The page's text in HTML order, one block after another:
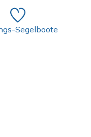
Segelboote